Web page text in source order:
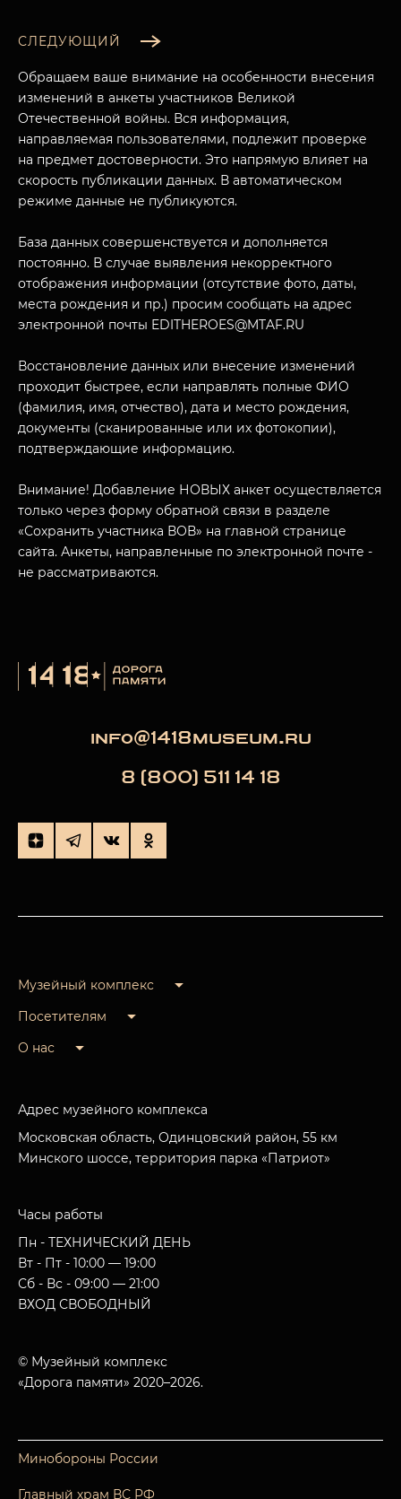
МУЗЕЙНЫЙ КОМПЛЕКС
ПОСЕТИТЕЛЯМ
О НАС
НАЗАД
СЛЕДУЮЩИЙ
Обращаем ваше внимание на особенности внесения
изменений в анкеты участников Великой
Отечественной войны. Вся информация,
направляемая пользователями, подлежит проверке
на предмет достоверности. Это напрямую влияет на
скорость публикации данных. В автоматическом
режиме данные не публикуются.
База данных совершенствуется и дополняется
постоянно. В случае выявления некорректного
отображения информации (отсутствие фото, даты,
места рождения и пр.) просим сообщать на адрес
электронной почты EDITHEROES@MTAF.RU
Восстановление данных или внесение изменений
проходит быстрее, если направлять полные ФИО
(фамилия, имя, отчество), дата и место рождения,
документы (сканированные или их фотокопии),
подтверждающие информацию.
Внимание! Добавление НОВЫХ анкет осуществляется
только через форму обратной связи в разделе
«Сохранить участника ВОВ» на главной странице
сайта. Анкеты, направленные по электронной почте -
не рассматриваются.
info@1418museum.ru
8 (800) 511 14 18
Музейный комплекс
Посетителям
О нас
Адрес музейного комплекса
Московская область, Одинцовский район, 55 км
Минского шоссе, территория парка «Патриот»
Часы работы
Пн - ТЕХНИЧЕСКИЙ ДЕНЬ
Вт - Пт - 10:00 — 19:00
Сб - Вс - 09:00 — 21:00
ВХОД СВОБОДНЫЙ
© Музейный комплекс
«Дорога памяти» 2020–2026.
Минобороны России
Главный храм ВС РФ